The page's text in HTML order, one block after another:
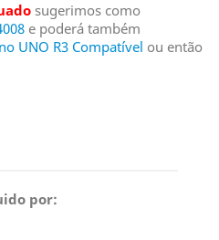
sugerimos como
e poderá também
UNO R3 Compatível ou então
por: